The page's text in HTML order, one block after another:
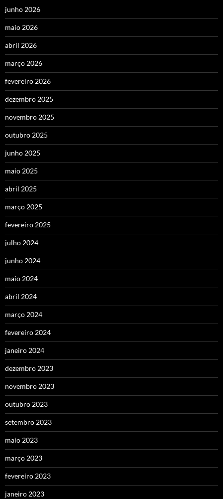
junho 2026
maio 2026
abril 2026
março 2026
fevereiro 2026
dezembro 2025
novembro 2025
outubro 2025
junho 2025
maio 2025
abril 2025
março 2025
fevereiro 2025
julho 2024
junho 2024
maio 2024
abril 2024
março 2024
fevereiro 2024
janeiro 2024
dezembro 2023
novembro 2023
outubro 2023
setembro 2023
maio 2023
março 2023
fevereiro 2023
janeiro 2023